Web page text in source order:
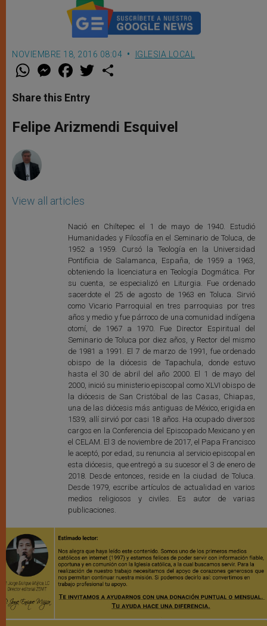
NOVIEMBRE 18, 2016 08:04 IGLESIA LOCAL
W
t
s
p
p
M
e
s
e
g
e
F
a
e
b
o
k
w
r
Share this Entry
Felipe Arizmendi Esquivel
View all articles
Nació en Chiltepec el 1 de mayo de 1940. Estudió
Humanidades y Filosofía en el Seminario de Toluca, de
1952 a 1959. Cursó la Teología en la Universidad
Pontificia de Salamanca, España, de 1959 a 1963,
obteniendo la licenciatura en Teología Dogmática. Por
su cuenta, se especializó en Liturgia. Fue ordenado
sacerdote el 25 de agosto de 1963 en Toluca. Sirvió
como Vicario Parroquial en tres parroquias por tres
años y medio y fue párroco de una comunidad indígena
otomí, de 1967 a 1970. Fue Director Espiritual del
Seminario de Toluca por diez años, y Rector del mismo
de 1981 a 1991. El 7 de marzo de 1991, fue ordenado
obispo de la diócesis de Tapachula, donde estuvo
hasta el 30 de abril del año 2000. El 1 de mayo del
2000, inició su ministerio episcopal como XLVI obispo de
la diócesis de San Cristóbal de las Casas, Chiapas,
una de las diócesis más antiguas de México, erigida en
1539; allí sirvió por casi 18 años. Ha ocupado diversos
cargos en la Conferencia del Episcopado Mexicano y en
el CELAM. El 3 de noviembre de 2017, el Papa Francisco
le aceptó, por edad, su renuncia al servicio episcopal en
esta diócesis, que entregó a su sucesor el 3 de enero de
2018. Desde entonces, reside en la ciudad de Toluca.
Desde 1979, escribe artículos de actualidad en varios
medios religiosos y civiles. Es autor de varias
publicaciones.